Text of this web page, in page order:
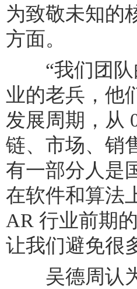
为致敬未知的
方面。
“我们团队
业的老兵，他
发展周期，从
链、市场、销
有一部分人是
在软件和算法
AR 行业前期
让我们避免很
吴德周认为